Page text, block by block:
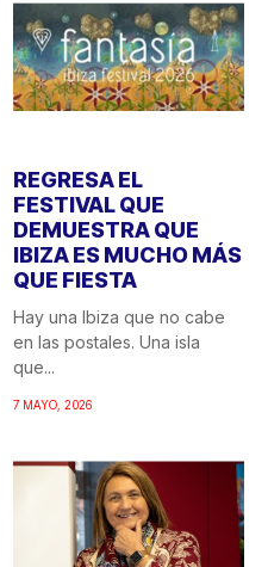
REGRESA EL
FESTIVAL QUE
DEMUESTRA QUE
IBIZA ES MUCHO MÁS
QUE FIESTA
Hay una Ibiza que no cabe
en las postales. Una isla
que...
7 MAYO, 2026